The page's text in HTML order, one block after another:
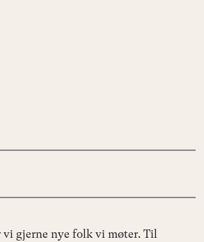
vi gjerne nye folk vi møter. Til